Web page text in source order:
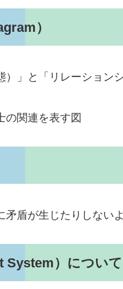
）
」と「リレーション
の関連を表す図
盾が生じたりしない
System）について